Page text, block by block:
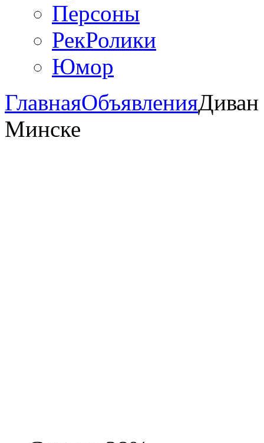
Персоны
РекРолики
Юмор
ГлавнаяОбъявления
Минске